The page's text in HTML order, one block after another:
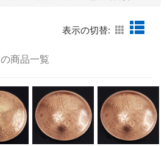
表示の切替:
の商品一覧